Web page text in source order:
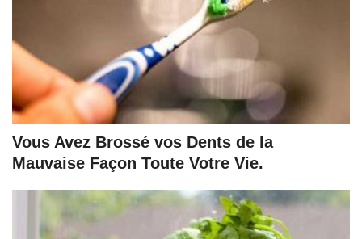
Vous Avez Brossé vos Dents de la
Mauvaise Façon Toute Votre Vie.